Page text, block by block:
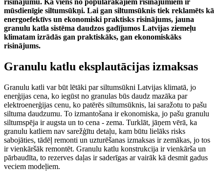
mūsdienīgie siltumsūkņi. Lai gan siltumsūknis tiek reklamēts kā
energoefektīvs un ekonomiski praktisks risinājums, jauna
granulu katla sistēma daudzos gadījumos Latvijas ziemeļu
klimatam izrādās gan praktiskāks, gan ekonomiskāks
risinājums.
Granulu katlu eksplautācijas izmaksas
Granulu katli var būt lētāki par siltumsūkni Latvijas klimatā, jo
enerģijas cena, ko iegūst no granulas būs daudz mazāka par
elektroenerģijas cenu, ko patērēs siltumsūknis, lai saražotu to pašu
siltuma daudzumu. To izmantošana ir ekonomiska, jo pašu granulu
siltumspēja ir augsta un to cena - zema. Turklāt, jāņem vērā, ka
granulu katliem nav sarežģītu detaļu, kam būtu lielāks risks
sabojāties, tādēļ remonti un uzturēšanas izmaksas ir zemākas, jo tos
ir vienkāršāk remontēt. Granulu katlu konstrukcija ir vienkārša un
pārbaudīta, to rezerves daļas ir saderīgas ar vairāk kā desmit gadus
veciem modeļiem.